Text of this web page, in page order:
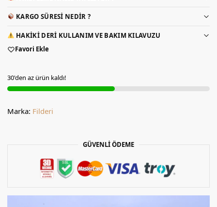
KARGO SÜRESI NEDIR ?
HAKIKI DERI KULLANIM VE BAKIM KILAVUZU
Favori Ekle
30'den az ürün kaldı!
Marka: Filderi
GÜVENLİ ÖDEME